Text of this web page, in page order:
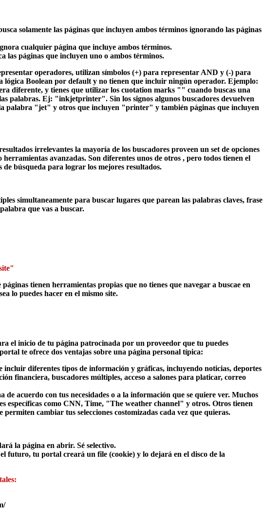
solamente las páginas que incluyen ambos términos ignorando las páginas
cualquier página que incluye ambos términos.
páginas que incluyen uno o ambos términos.
operadores, utilizan símbolos (+) para representar AND y (-) para
lógica Boolean por default y no tienen que incluir ningún operador. Ejemplo:
diferente, y tienes que utilizar los cuotation marks "" cuando buscas una
palabras. Ej: "inkjetprinter". Sin los signos algunos buscadores devuelven
palabra "jet" y otros que incluyen "printer" y también páginas que incluyen
irrelevantes la mayoría de los buscadores proveen un set de opciones
herramientas avanzadas. Son diferentes unos de otros , pero todos tienen el
búsqueda para lograr los mejores resultados.
simultaneamente para buscar lugares que parean las palabras claves, frase
que vas a buscar.
tienen herramientas propias que no tienes que navegar a buscae en
lo puedes hacer en el mismo site.
el inicio de tu página patrocinada por un proveedor que tu puedes
te ofrece dos ventajas sobre una página personal típica:
diferentes tipos de información y gráficas, incluyendo noticias, deportes
financiera, buscadores múltiples, acceso a salones para platicar, correo
acuerdo con tus necesidades o a la información que se quiere ver. Muchos
específicas como CNN, Time, "The weather channel" y otros. Otros tienen
cambiar tus selecciones costomizadas cada vez que quieras.
la página en abrir. Sé selectivo.
futuro, tu portal creará un file (cookie) y lo dejará en el disco de la